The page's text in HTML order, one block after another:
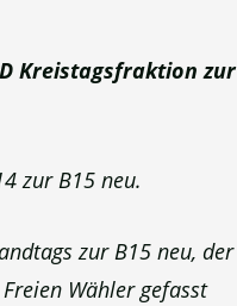
Kreistagsfraktion zur
zur B15 neu.
zur B15 neu, der
Wähler gefasst